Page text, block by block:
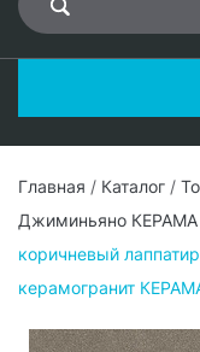
Главная / Каталог /
Джиминьяно
коричневый
керамогранит